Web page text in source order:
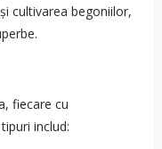
cultivarea begoniilor,
fiecare cu
includ: